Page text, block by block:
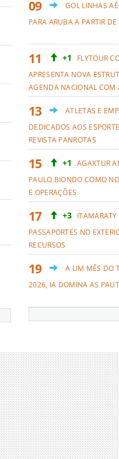
GOL LINHAS
PARA ARUBA A PARTIR
+1
FLYTOUR
APRESENTA NOVA
AGENDA NACIONAL COM
ATLETAS E
DEDICADOS AOS
REVISTA PANROTAS
+1
AGAXTUR
PAULO BIONDO COMO
E OPERAÇÕES
+3
PASSAPORTES NO
RECURSOS
A UM MÊS DO
2026, IA DOMINA AS